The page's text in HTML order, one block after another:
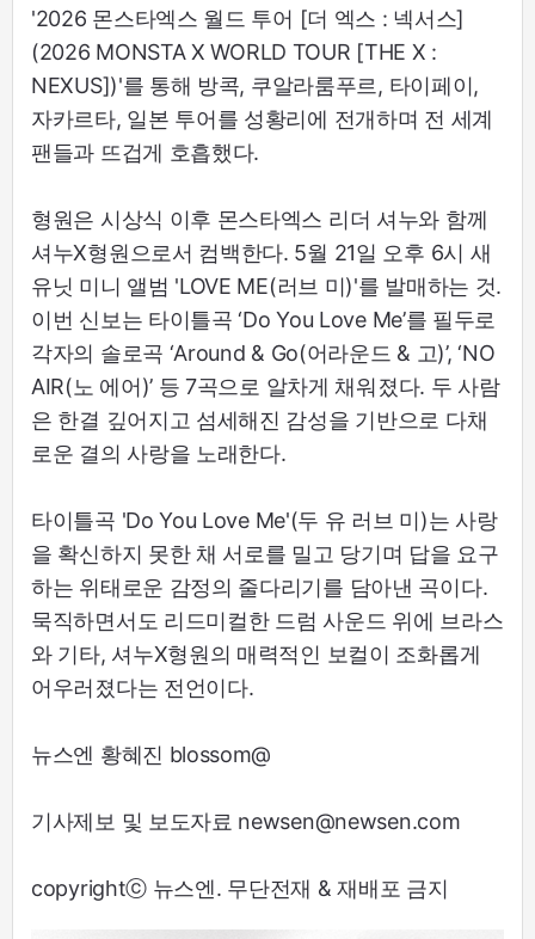
'2026 몬스타엑스 월드 투어 [더 엑스 : 넥서스]
(2026 MONSTA X WORLD TOUR [THE X :
NEXUS])'를 통해 방콕, 쿠알라룸푸르, 타이페이,
자카르타, 일본 투어를 성황리에 전개하며 전 세계
팬들과 뜨겁게 호흡했다.
형원은 시상식 이후 몬스타엑스 리더 셔누와 함께
셔누X형원으로서 컴백한다. 5월 21일 오후 6시 새
유닛 미니 앨범 'LOVE ME(러브 미)'를 발매하는 것.
이번 신보는 타이틀곡 ‘Do You Love Me’를 필두로
각자의 솔로곡 ‘Around & Go(어라운드 & 고)’, ‘NO
AIR(노 에어)’ 등 7곡으로 알차게 채워졌다. 두 사람
은 한결 깊어지고 섬세해진 감성을 기반으로 다채
로운 결의 사랑을 노래한다.
타이틀곡 'Do You Love Me'(두 유 러브 미)는 사랑
을 확신하지 못한 채 서로를 밀고 당기며 답을 요구
하는 위태로운 감정의 줄다리기를 담아낸 곡이다.
묵직하면서도 리드미컬한 드럼 사운드 위에 브라스
와 기타, 셔누X형원의 매력적인 보컬이 조화롭게
어우러졌다는 전언이다.
뉴스엔 황혜진 blossom@
기사제보 및 보도자료 newsen@newsen.com
copyrightⓒ 뉴스엔. 무단전재 & 재배포 금지